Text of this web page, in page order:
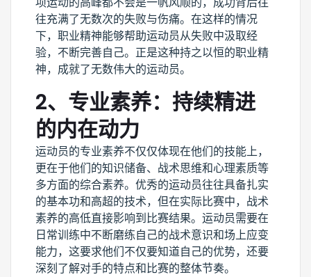
往充满了无数次的失败与伤痛。在这样的情况
下，职业精神能够帮助运动员从失败中汲取经
验，不断完善自己。正是这种持之以恒的职业精
神，成就了无数伟大的运动员。
2、专业素养：持续精进
的内在动力
运动员的专业素养不仅仅体现在他们的技能上，
更在于他们的知识储备、战术思维和心理素质等
多方面的综合素养。优秀的运动员往往具备扎实
的基本功和高超的技术，但在实际比赛中，战术
素养的高低直接影响到比赛结果。运动员需要在
日常训练中不断磨练自己的战术意识和场上应变
能力，这要求他们不仅要知道自己的优势，还要
深刻了解对手的特点和比赛的整体节奏。